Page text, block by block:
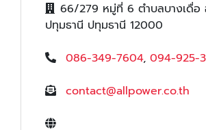
66/279 หมู่ที่ 6 ตำบลบางเดื่อ
ปทุมธานี ปทุมธานี 12000
086-349-7604, 094-925-
contact@allpower.co.th